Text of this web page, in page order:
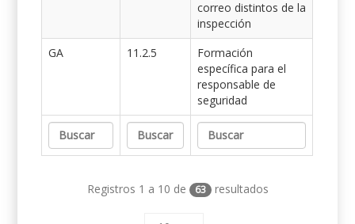
correo distintos de la
inspección
GA
11.2.5
Formación
específica para el
responsable de
seguridad
Registros 1 a 10 de 63 resultados